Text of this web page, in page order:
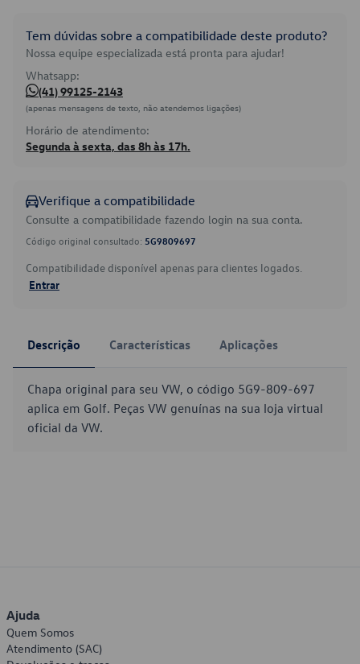
Tem dúvidas sobre a compatibilidade deste produto?
Nossa equipe especializada está pronta para ajudar!
Whatsapp:
(41) 99125-2143
(apenas mensagens de texto, não atendemos ligações)
Horário de atendimento:
Segunda à sexta, das 8h às 17h.
Verifique a compatibilidade
Consulte a compatibilidade fazendo login na sua conta.
Código original consultado: 5G9809697
Compatibilidade disponível apenas para clientes logados.
Entrar
Descrição Características Aplicações
Chapa original para seu VW, o código 5G9-809-697
aplica em Golf. Peças VW genuínas na sua loja virtual
oficial da VW.
Ajuda
Quem Somos
Atendimento (SAC)